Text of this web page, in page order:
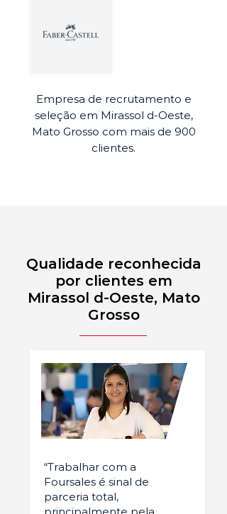
Empresa de recrutamento e
seleção em Mirassol d-Oeste,
Mato Grosso com mais de 900
clientes.
Qualidade reconhecida
por clientes em
Mirassol d-Oeste, Mato
Grosso
“Trabalhar com a
Foursales é sinal de
parceria total,